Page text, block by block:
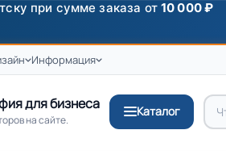
3000 ₽ по промокоду ПРИВЕТ
Информация
для бизнеса
на сайте.
Каталог